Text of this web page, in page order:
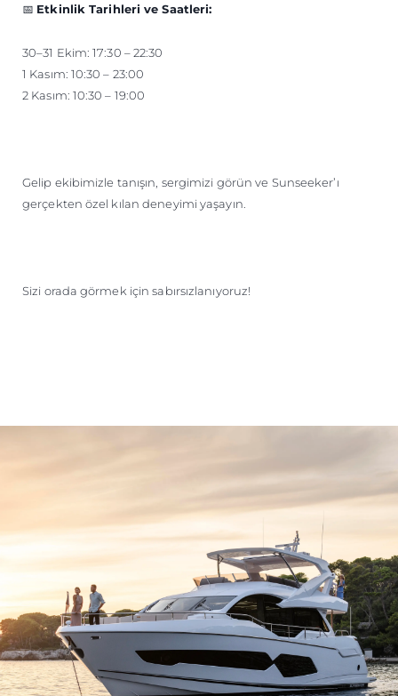
📅 Etkinlik Tarihleri ve Saatleri:
30–31 Ekim: 17:30 – 22:30
1 Kasım: 10:30 – 23:00
2 Kasım: 10:30 – 19:00
Gelip ekibimizle tanışın, sergimizi görün ve Sunseeker’ı
gerçekten özel kılan deneyimi yaşayın.
Sizi orada görmek için sabırsızlanıyoruz!